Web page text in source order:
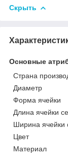
Скрыть
Основные
Страна
Диаметр
Форма ячейки
Длина ячейки
Ширина ячейки
Цвет
Материал